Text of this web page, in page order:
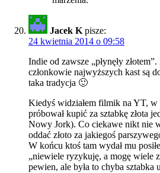
Jacek K pisze:
24 kwietnia 2014 o 09:58
Indie od zawsze „płynęły
członkowie najwyższych kast są
taka tradycja 🙂
Kiedyś widziałem filmik na YT, w
próbował kupić za sztabkę złota
Nowy Jork). Co ciekawe nikt nie
oddać złoto za jakiegoś
W końcu ktoś tam wydał mu
„niewiele ryzykuję, a mogę wiele
pewien, ale była to chyba sztabka